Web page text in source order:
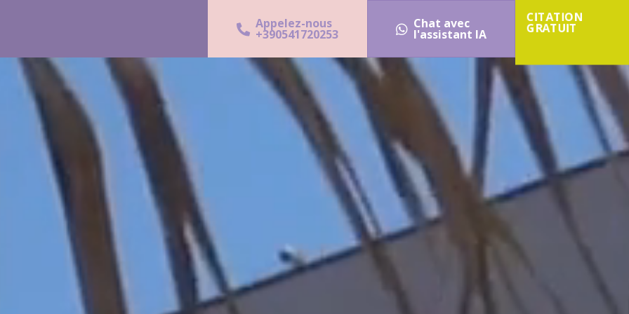
Appelez-nous
+390541720253
Chat avec
l'assistant IA
CITATION
GRATUIT